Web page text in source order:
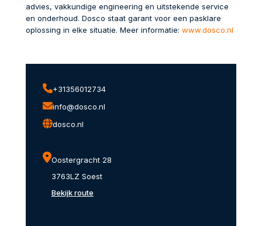
advies, vakkundige engineering en uitstekende service
en onderhoud. Dosco staat garant voor een pasklare
oplossing in elke situatie. Meer informatie: www.dosco.nl
+31356012734
info@dosco.nl
dosco.nl
Oostergracht 28
3763LZ Soest
Bekijk route